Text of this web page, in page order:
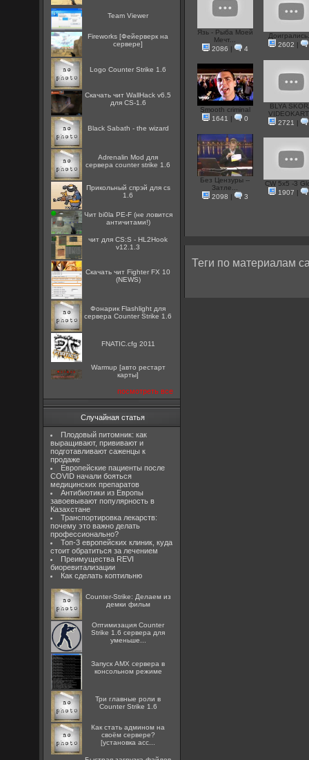
Team Viewer
Fireworks [Фейерверк на
сервере]
Logo Counter Strike 1.6
Скачать чит WallHack v6.5
для CS-1.6
Black Sabath - the wizard
Adrenalin Mod для
сервера counter strike 1.6
Прикольный спрэй для cs
1.6
Чит bi0la PE-F (не ловится
античитами!)
чит для CS:S - HL2Hook
v12.1.3
Скачать чит Fighter FX 10
(NEWS)
Фонарик Flashlight для
сервера Counter Strike 1.6
FNATIC.cfg 2011
Warmup [авто рестарт
карты]
посмотреть все
Случайная статья
Плодовый питомник: как
выращивают, прививают и
подготавливают саженцы к
продаже
Европейские пациенты после
COVID начали бояться
медицинских препаратов
Антибиотики из Европы
завоевывают популярность в
Казахстане
Транспортировка лекарств:
почему это важно делать
профессионально?
Топ-3 европейских клиник, куда
стоит обратиться за лечением
Преимущества REVI
биоревитализации
Как сделать коптильню
Counter-Strike: Делаем из
демки фильм
Оптимизация Counter
Strike 1.6 сервера для
уменьше...
Запуск AMX сервера в
консольном режиме
Три главные роли в
Counter Strike 1.6
Как стать админом на
своём сервере?
[установка acc...
Язь - Рыба Моей
Мечт...
2086 | 4
2602 |
Smooth criminal
1641 | 0
BLYA
2721 |
Без Цензуры --
Затле...
2098 | 3
CW 5x5 -3
1907 |
Теги по материалам